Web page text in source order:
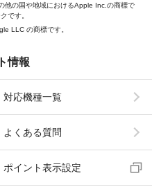
他の国や地域におけるApple Inc.の商標で
です。
LLC の商標です。
情報
対応機種一覧
よくある質問
ポイント表示設定